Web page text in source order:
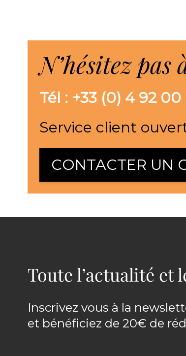
N’hésitez pas
Tél : +33 (0) 4 92
Service client
CONTACTER UN
Toute l’actualité et
Inscrivez vous à la
et bénéficiez de 20€ de